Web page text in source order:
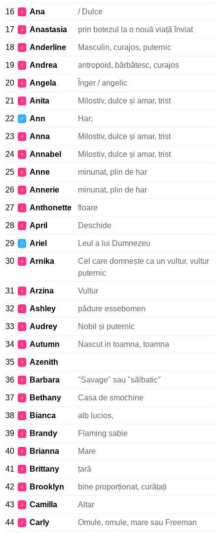
16 ♀ Ana / Dulce
17 ♀ Anastasia prin botezul la o nouă viață înviat
18 ♀ Anderline Masculin, curajos, puternic
19 ♀ Andrea antropoid, bărbătesc, curajos
20 ♀ Angela Înger / angelic
21 ♀ Anita Milostiv, dulce și amar, trist
22 ♂ Ann Har;
23 ♀ Anna Milostiv, dulce și amar, trist
24 ♀ Annabel Milostiv, dulce și amar, trist
25 ♀ Anne minunat, plin de har
26 ♀ Annerie minunat, plin de har
27 ♀ Anthonette floare
28 ♀ April Deschide
29 ♂ Ariel Leul a lui Dumnezeu
30 ♀ Arnika
Cel care domnește ca un vultur, vultur
puternic
31 ♀ Arzina Vultur
32 ♀ Ashley pădure essebomen
33 ♀ Audrey Nobil și puternic
34 ♀ Autumn Nascut in toamna, toamna
35 ♀ Azenith
36 ♀ Barbara "Savage" sau "sălbatic"
37 ♀ Bethany Casa de smochine
38 ♀ Bianca alb lucios,
39 ♀ Brandy Flaming sabie
40 ♀ Brianna Mare
41 ♀ Brittany țară
42 ♀ Brooklyn bine proporționat, curățați
43 ♀ Camilla Altar
44 ♀ Carly Omule, omule, mare sau Freeman